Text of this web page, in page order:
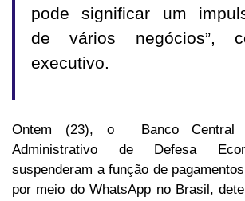
pode significar um
de vários negócios”,
executivo.
Ontem (23), o Banco Central
Administrativo de Defesa
suspenderam a função de
por meio do WhatsApp no Brasil,